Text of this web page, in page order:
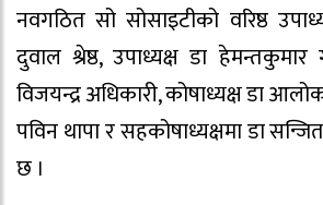
नवगठित सो सोसाइटीको वरिष्ठ
दुवाल श्रेष्ठ, उपाध्यक्ष डा हेमन्तकुमार
विजयन्द्र अधिकारी, कोषाध्यक्ष डा
पविन थापा र सहकोषाध्यक्षमा डा
छ ।